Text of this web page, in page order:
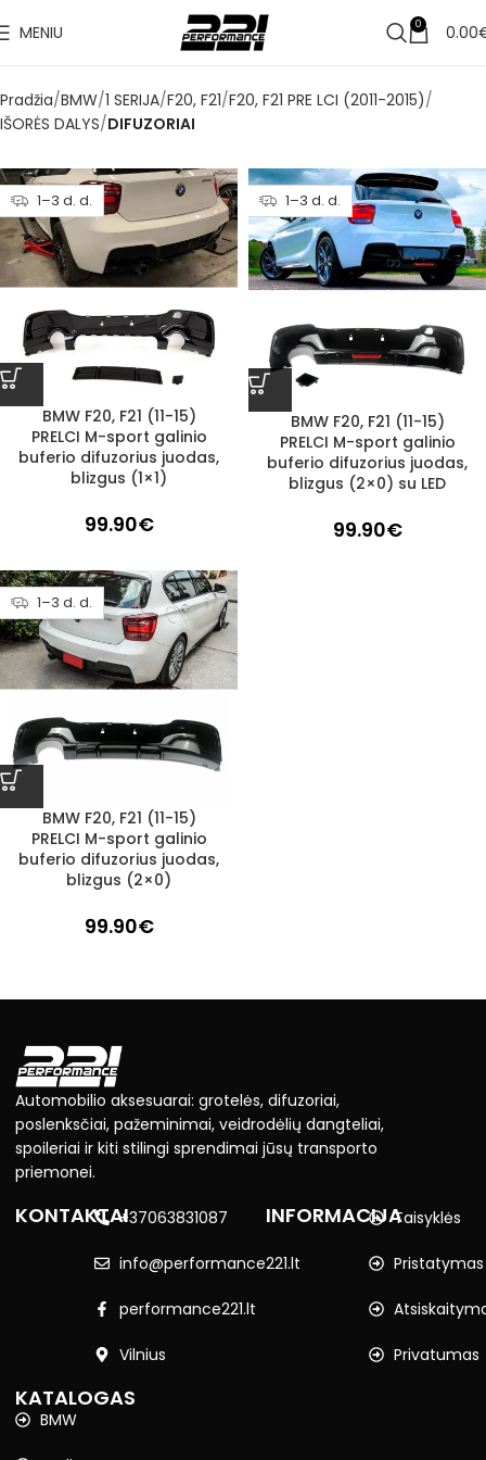
MENIU 0 0.00
Pradžia BMW 1 SERIJA F20, F21 F20, F21 PRE LCI (2011-2015)
IŠORĖS DALYS DIFUZORIAI
1–3 d. d.
BMW F20, F21 (11-15)
PRELCI M-sport galinio
buferio difuzorius juodas,
blizgus (1×1)
99.90€
1–3 d. d.
BMW F20, F21 (11-15)
PRELCI M-sport galinio
buferio difuzorius juodas,
blizgus (2×0) su LED
99.90€
1–3 d. d.
BMW F20, F21 (11-15)
PRELCI M-sport galinio
buferio difuzorius juodas,
blizgus (2×0)
99.90€
Automobilio aksesuarai: grotelės, difuzoriai,
poslenksčiai, pažeminimai, veidrodėlių dangteliai,
spoileriai ir kiti stilingi sprendimai jūsų transporto
priemonei.
KONTAKTAI+37063831087
info@performance221.lt
performance221.lt
Vilnius
INFORMACIJATaisyklės
Pristatymas
Privatumas
KATALOGAS
BMW